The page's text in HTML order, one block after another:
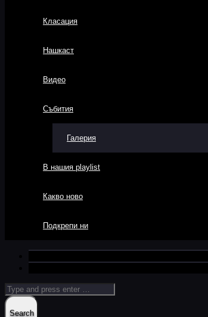
Класация
Нашкаст
Видео
Събития
Галерия
В нашия playlist
Какво ново
Подкрепи ни